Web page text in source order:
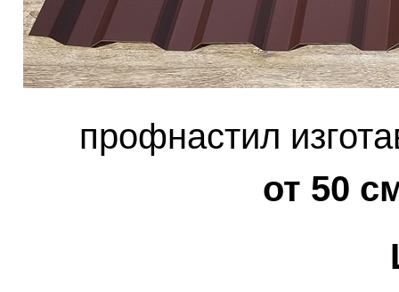
профнастил
от 50